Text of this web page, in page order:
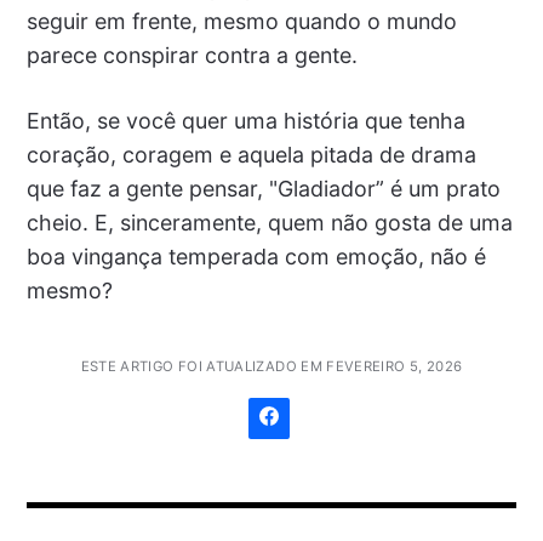
seguir em frente, mesmo quando o mundo
parece conspirar contra a gente.
Então, se você quer uma história que tenha
coração, coragem e aquela pitada de drama
que faz a gente pensar, "Gladiador” é um prato
cheio. E, sinceramente, quem não gosta de uma
boa vingança temperada com emoção, não é
mesmo?
ESTE ARTIGO FOI ATUALIZADO EM FEVEREIRO 5, 2026